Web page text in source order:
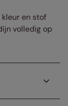
en stof
volledig op